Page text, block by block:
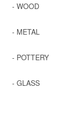
- WOOD
- METAL
- POTTERY
- GLASS